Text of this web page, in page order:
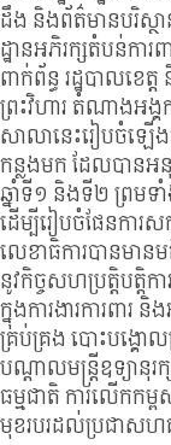
ដឹង និងព័ត៌មានបរិស្
ដ្ឋានអភិរក្សតំបនការ
ពាក់ព័ន្ធ រដ្ឋបាលខេត្
ព្រះវិហារ តំណាងអង្
សាលានេះរៀបចំឡើ
កន្លងមក ដែលបានអនុ
ឆ្នាំទី១ និងទី២ ព្រម
ដើម្បីរៀបចំផែនការ
លេខាធិការបានមា
នូវកិច្ចសហប្រត្តិបត្តិក
ក្នុងការងារការពារ
គ្រប់គ្រង បោះបង្គោល
បណ្តាលមន្ត្រីឧទ្យានុរ
ធម្មជាតិ ការលើកក
មុខរបរដល់ប្រជាសហ